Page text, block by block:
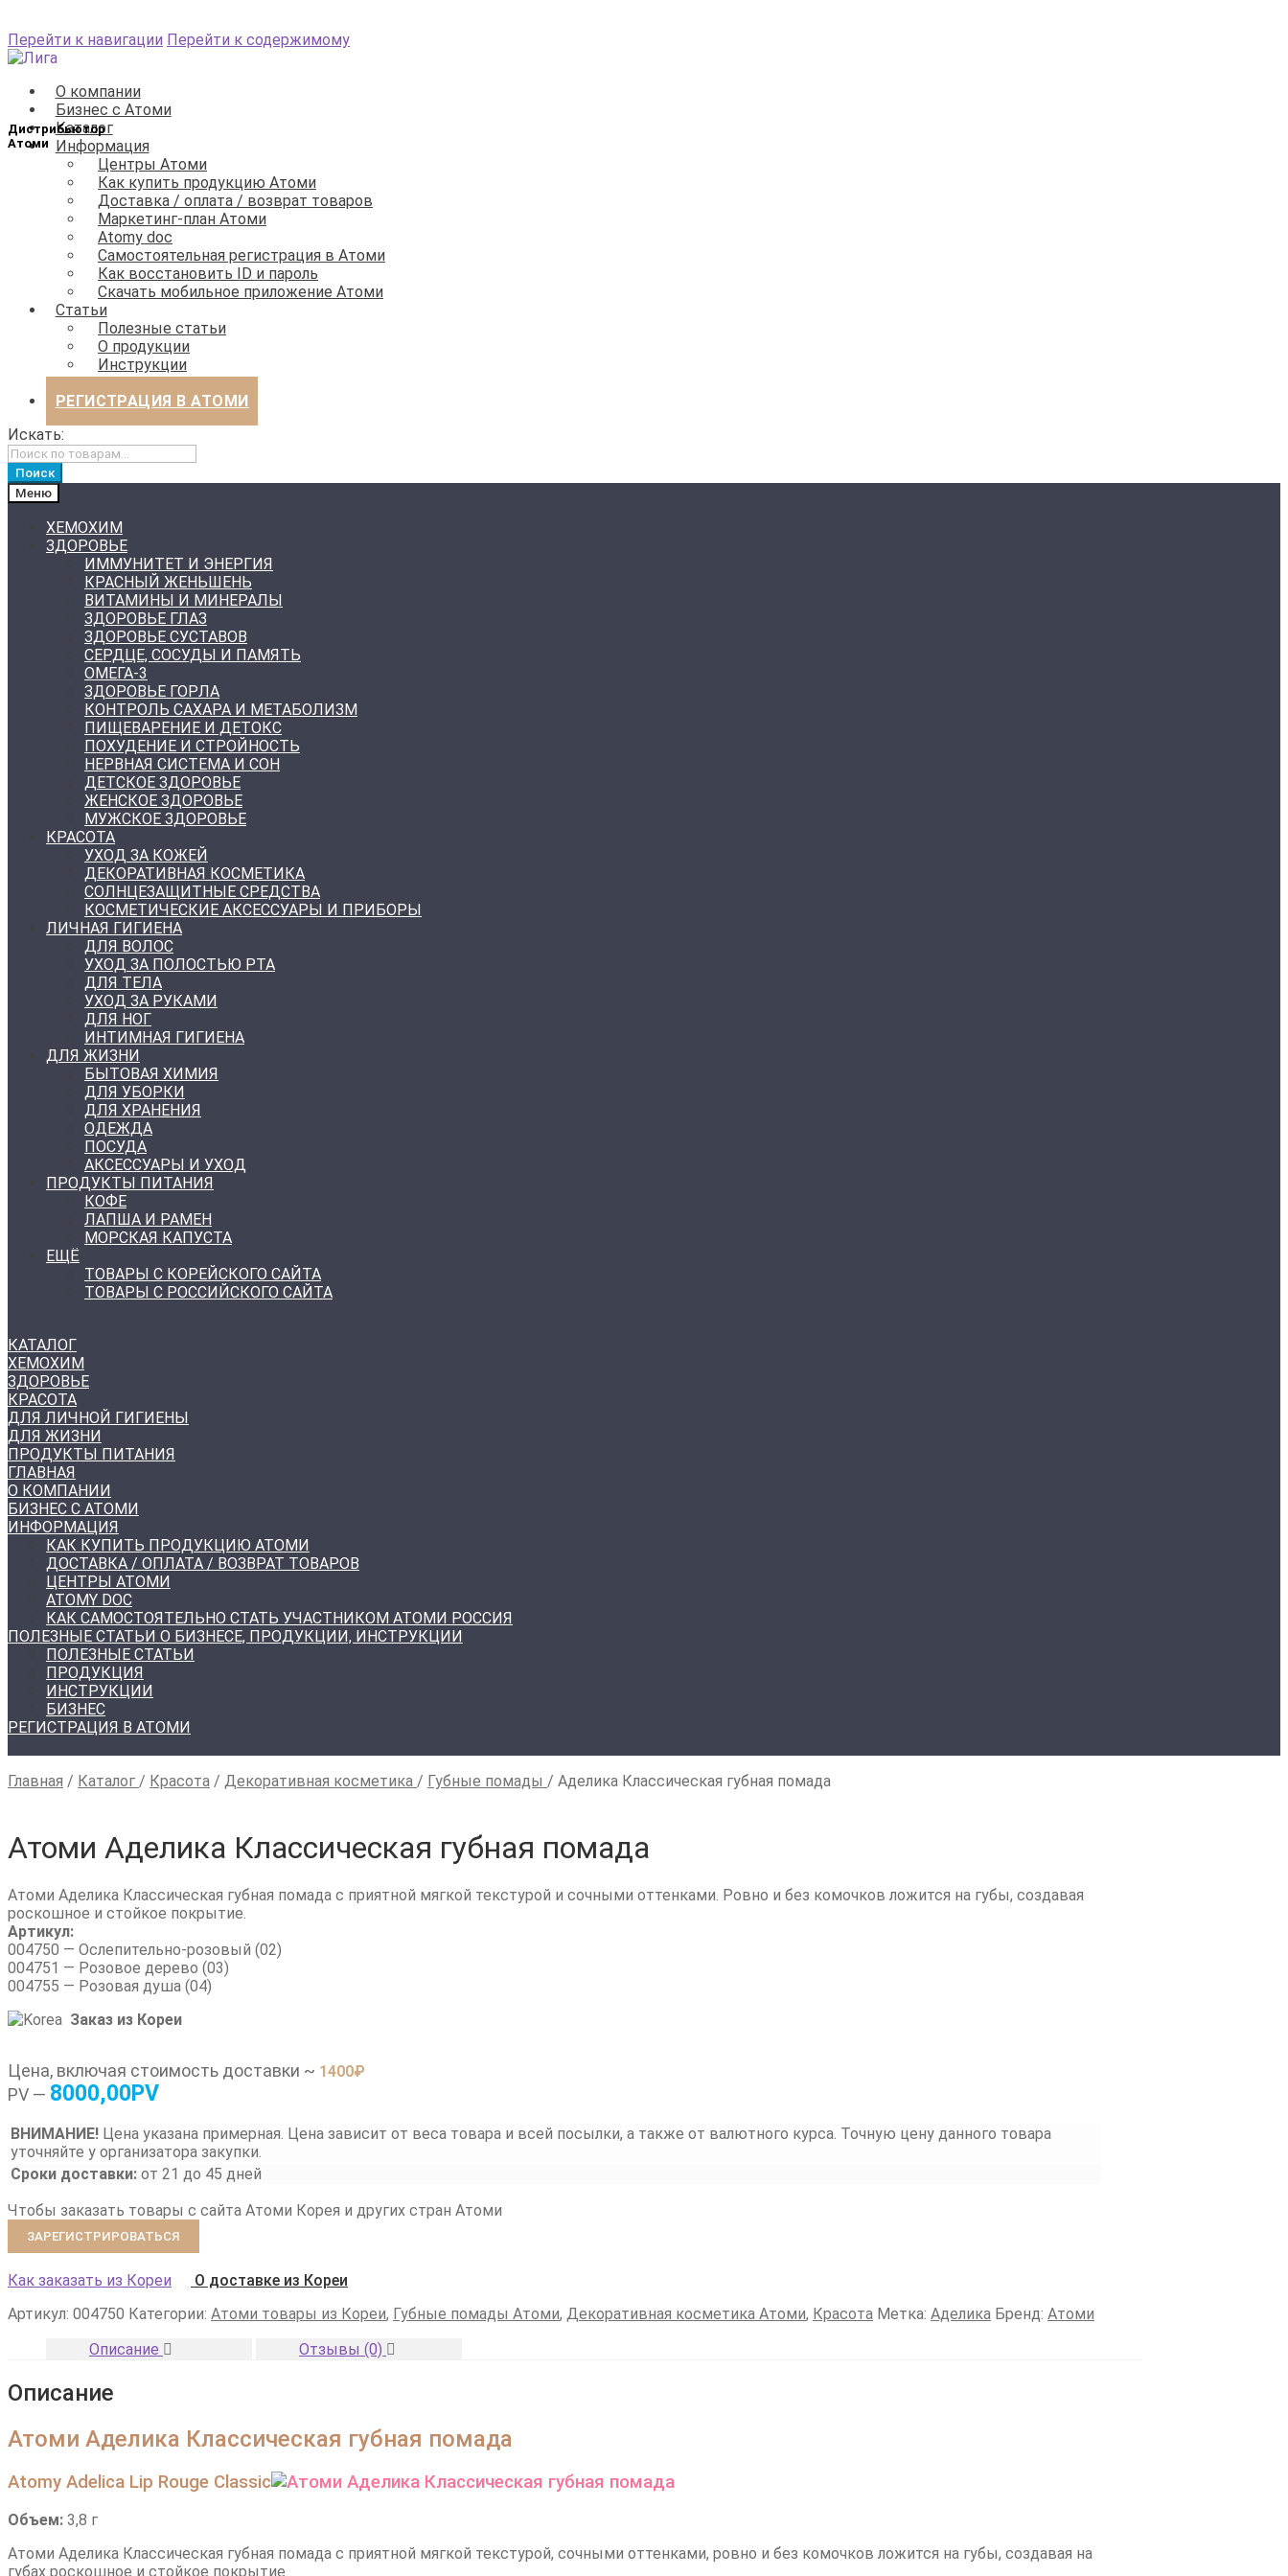
Перейти к навигации Перейти к содержимому
О компании
Бизнес с Атоми
Каталог
Информация
Центры Атоми
Как купить продукцию Атоми
Доставка / оплата / возврат товаров
Маркетинг-план Атоми
Atomy doc
Самостоятельная регистрация в Атоми
Как восстановить ID и пароль
Скачать мобильное приложение Атоми
Статьи
Полезные статьи
О продукции
Инструкции
РЕГИСТРАЦИЯ В АТОМИ
Искать:
Поиск
Меню
ХЕМОХИМ
ЗДОРОВЬЕ
ИММУНИТЕТ И ЭНЕРГИЯ
КРАСНЫЙ ЖЕНЬШЕНЬ
ВИТАМИНЫ И МИНЕРАЛЫ
ЗДОРОВЬЕ ГЛАЗ
ЗДОРОВЬЕ СУСТАВОВ
СЕРДЦЕ, СОСУДЫ И ПАМЯТЬ
ОМЕГА-3
ЗДОРОВЬЕ ГОРЛА
КОНТРОЛЬ САХАРА И МЕТАБОЛИЗМ
ПИЩЕВАРЕНИЕ И ДЕТОКС
ПОХУДЕНИЕ И СТРОЙНОСТЬ
НЕРВНАЯ СИСТЕМА И СОН
ДЕТСКОЕ ЗДОРОВЬЕ
ЖЕНСКОЕ ЗДОРОВЬЕ
МУЖСКОЕ ЗДОРОВЬЕ
КРАСОТА
УХОД ЗА КОЖЕЙ
ДЕКОРАТИВНАЯ КОСМЕТИКА
СОЛНЦЕЗАЩИТНЫЕ СРЕДСТВА
КОСМЕТИЧЕСКИЕ АКСЕССУАРЫ И ПРИБОРЫ
ЛИЧНАЯ ГИГИЕНА
ДЛЯ ВОЛОС
УХОД ЗА ПОЛОСТЬЮ РТА
ДЛЯ ТЕЛА
УХОД ЗА РУКАМИ
ДЛЯ НОГ
ИНТИМНАЯ ГИГИЕНА
ДЛЯ ЖИЗНИ
БЫТОВАЯ ХИМИЯ
ДЛЯ УБОРКИ
ДЛЯ ХРАНЕНИЯ
ОДЕЖДА
ПОСУДА
АКСЕССУАРЫ И УХОД
ПРОДУКТЫ ПИТАНИЯ
КОФЕ
ЛАПША И РАМЕН
МОРСКАЯ КАПУСТА
ЕЩЁ
ТОВАРЫ С КОРЕЙСКОГО САЙТА
ТОВАРЫ С РОССИЙСКОГО САЙТА
КАТАЛОГ
ХЕМОХИМ
ЗДОРОВЬЕ
КРАСОТА
ДЛЯ ЛИЧНОЙ ГИГИЕНЫ
ДЛЯ ЖИЗНИ
ПРОДУКТЫ ПИТАНИЯ
ГЛАВНАЯ
О КОМПАНИИ
БИЗНЕС С АТОМИ
ИНФОРМАЦИЯ
КАК КУПИТЬ ПРОДУКЦИЮ АТОМИ
ДОСТАВКА / ОПЛАТА / ВОЗВРАТ ТОВАРОВ
ЦЕНТРЫ АТОМИ
ATOMY DOC
КАК САМОСТОЯТЕЛЬНО СТАТЬ УЧАСТНИКОМ АТОМИ РОССИЯ
ПОЛЕЗНЫЕ СТАТЬИ О БИЗНЕСЕ, ПРОДУКЦИИ, ИНСТРУКЦИИ
ПОЛЕЗНЫЕ СТАТЬИ
ПРОДУКЦИЯ
ИНСТРУКЦИИ
БИЗНЕС
РЕГИСТРАЦИЯ В АТОМИ
Главная / Каталог / Красота / Декоративная косметика / Губные помады / Аделика Классическая губная помада
Атоми Аделика Классическая губная помада
Атоми Аделика Классическая губная помада с приятной мягкой текстурой и сочными оттенками. Ровно и без комочков ложится на губы, создавая
роскошное и стойкое покрытие.
Артикул:
004750 — Ослепительно-розовый (02)
004751 — Розовое дерево (03)
004755 — Розовая душа (04)
Заказ из Кореи
Цена, включая стоимость доставки ~ 1400₽
PV — 8000,00PV
ВНИМАНИЕ! Цена указана примерная. Цена зависит от веса товара и всей посылки, а также от валютного курса. Точную цену данного товара
уточняйте у организатора закупки.
Сроки доставки: от 21 до 45 дней
Чтобы заказать товары с сайта Атоми Корея и других стран Атоми
ЗАРЕГИСТРИРОВАТЬСЯ
Как заказать из Кореи
О доставке из Кореи
Артикул: 004750 Категории: Атоми товары из Кореи, Губные помады Атоми, Декоративная косметика Атоми, Красота Метка: Аделика Бренд: Атоми
Описание
Отзывы (0)
Описание
Атоми Аделика Классическая губная помада
Atomy Adelica Lip Rouge Classic
Объем: 3,8 г
Атоми Аделика Классическая губная помада с приятной мягкой текстурой, сочными оттенками, ровно и без комочков ложится на губы, создавая на
губах роскошное и стойкое покрытие.